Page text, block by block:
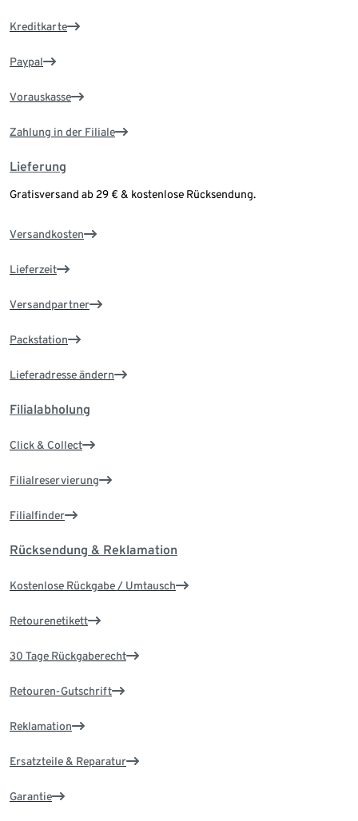
Kreditkarte
Paypal
Vorauskasse
Zahlung in der Filiale
Lieferung
Gratisversand ab 29 € & kostenlose Rücksendung.
Versandkosten
Lieferzeit
Versandpartner
Packstation
Lieferadresse ändern
Filialabholung
Click & Collect
Filialreservierung
Filialfinder
Rücksendung & Reklamation
Kostenlose Rückgabe / Umtausch
Retourenetikett
30 Tage Rückgaberecht
Retouren-Gutschrift
Reklamation
Ersatzteile & Reparatur
Garantie